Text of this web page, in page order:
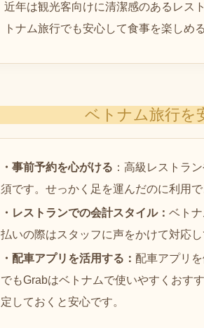
近年は観光客向けに清潔感のあるレス
トナム旅行でも安心して食事を楽しめ
ベトナム旅行を
・事前予約を心がける ： 高級レストラ
須です。せっかく足を運んだのに利用
・レストランでの会計スタイル： ベト
払いの際はスタッフに声をかけて対応し
・配車アプリを活用する： 配車アプリ
でもGrabはベトナムで使いやすくおす
定しておくと安心です。